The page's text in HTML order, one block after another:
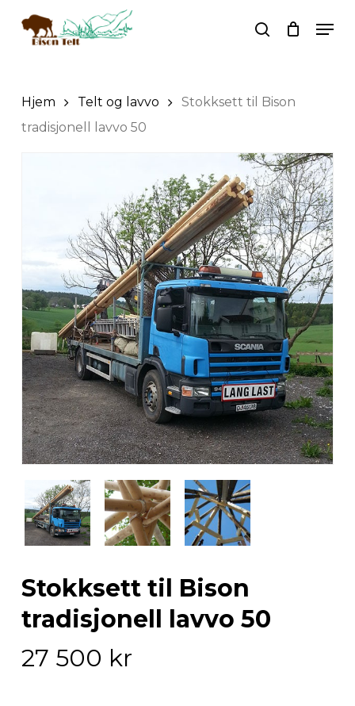
search
Hjem Telt og lavvo
Stokksett til Bison
tradisjonell lavvo 50
Stokksett til Bison
tradisjonell lavvo 50
27 500 kr